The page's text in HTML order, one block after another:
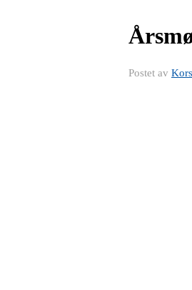
Postet av